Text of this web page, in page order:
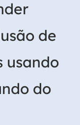
de
usando
do